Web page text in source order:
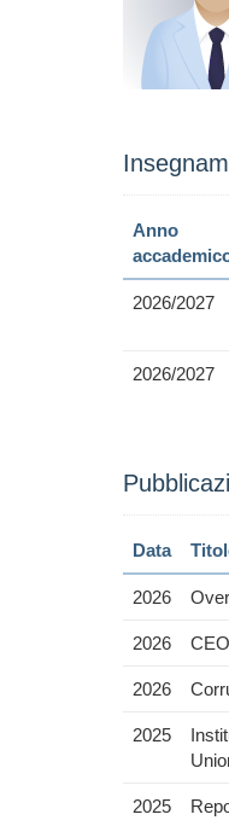
Anno
2026/2027
2026/2027
Data
2026
2026
2026
2025
2025